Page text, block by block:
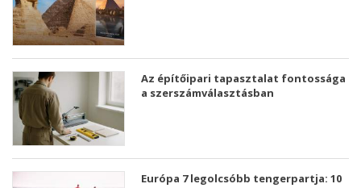
Az építőipari tapasztalat fontossága
a szerszámválasztásban
Európa 7 legolcsóbb tengerpartja: 10